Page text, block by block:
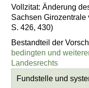
Vollzitat: Änderung
Sachsen Girozentrale
S. 426, 430)
Bestandteil der
bedingten und
Landesrechts
Fundstelle und